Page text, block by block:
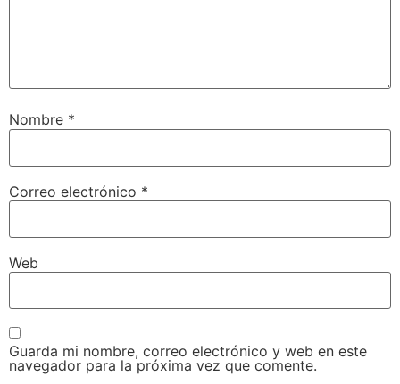
Nombre *
Correo electrónico *
Web
Guarda mi nombre, correo electrónico y web en este
navegador para la próxima vez que comente.